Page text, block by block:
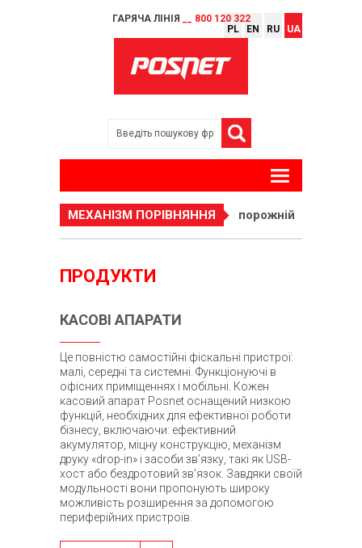
ГАРЯЧА ЛІНІЯ __ 800 120 322
PL
EN RU UA
МЕХАНІЗМ ПОРІВНЯННЯ порожній
ПРОДУКТИ
КАСОВІ АПАРАТИ
Це повністю самостійні фіскальні пристрої:
малі, середні та системні. Функціонуючі в
офісних приміщеннях і мобільні. Кожен
касовий апарат Posnet оснащений низкою
функцій, необхідних для ефективної роботи
бізнесу, включаючи: ефективний
акумулятор, міцну конструкцію, механізм
друку «drop-in» і засоби зв’язку, такі як USB-
хост або бездротовий зв’язок. Завдяки своїй
модульності вони пропонують широку
можливість розширення за допомогою
периферійних пристроїв.